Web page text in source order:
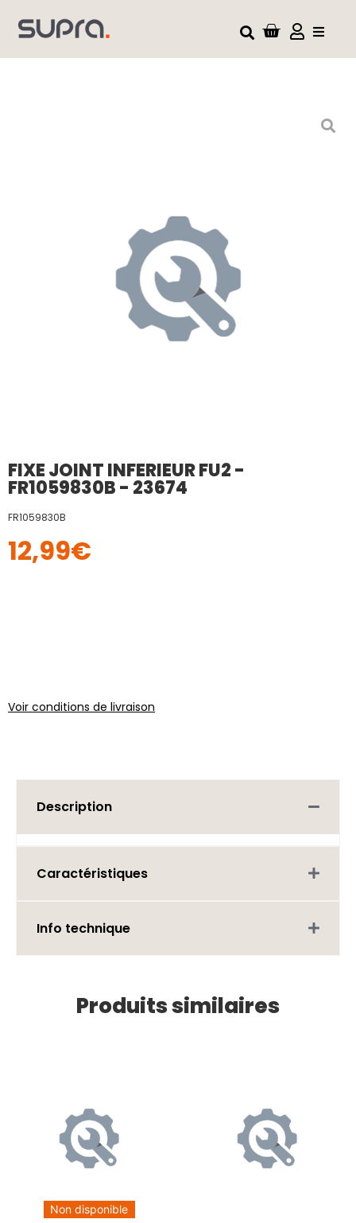
FIXE JOINT INFERIEUR FU2 -
FR1059830B - 23674
FR1059830B
12,99€
Voir conditions de livraison
Description
Caractéristiques
Info technique
Produits similaires
Non disponible